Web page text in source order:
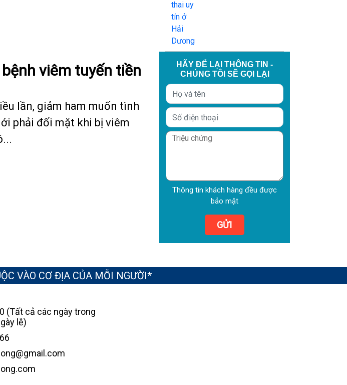
viêm tuyến tiền
lần, giảm ham muốn tình
phải đối mặt khi bị viêm
HÃY ĐỂ LẠI THÔNG TIN -
CHÚNG TÔI SẼ GỌI LẠI
Thông tin khách hàng đều được
bảo mật
GỬI
VÀO CƠ ĐỊA CỦA MỖI NGƯỜI*
(Tất cả các ngày trong
lễ)